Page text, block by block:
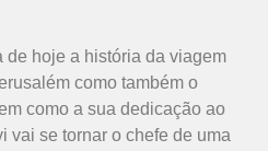
de hoje a história da viagem
como também o
como a sua dedicação ao
vai se tornar o chefe de uma